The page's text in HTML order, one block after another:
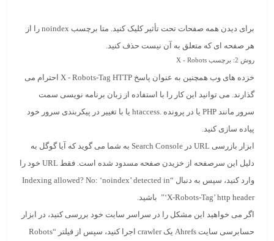
برای دیدن همه صفحات تحت تأثیر کلیک کنید. متا برچسب noindex را از
هر صفحه ای که متعلق به آن نیست حذف کنید.
روش 2: برچسب ‑ Robots
خزده های وب همچنین به عنوان پاسخ X ‑ Robots-Tag HTTP احترام می
گذارند. می توانید این کار را با استفاده از زبان برنامه نویسی سمت
سرور مانند PHP یا در پرونده .htaccess یا با تغییر در پیکربندی سرور خود
پیاده سازی کنید.
ابزار بازرسی URL در Search Console به شما می گوید که آیا گوگل به
دلیل این سرصفحه از خزیدن صفحه مسدود شده است. فقط URL خود را
وارد کنید، سپس به دنبال “Indexing allowed? No: ‘noindex’ detected in
‘X‑Robots-Tag’ http header” باشید.
اگر می خواهید این مشکل را در سراسر سایت خود بررسی کنید، در ابزار
حسابرسی سایت Ahrefs یک crawler اجرا کنید، سپس از فیلتر “Robots